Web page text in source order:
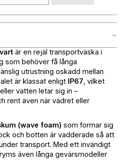
är en rejäl transportväska i
som behöver få långa
utrustning oskadd mellan
är klassat enligt IP67 , vilket
vatten letar sig in –
rent även när vädret eller
(wave foam) som formar sig
och botten är vadderade så att
transport. Med ett invändigt
även långa gevärsmodeller